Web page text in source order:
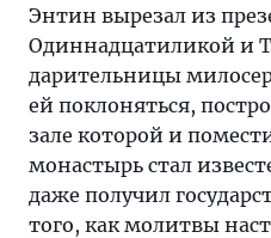
Энтин вырезал из
Одиннадцатиликой и
дарительницы
ей поклоняться,
зале которой и
монастырь стал
даже получил
того, как молитвы